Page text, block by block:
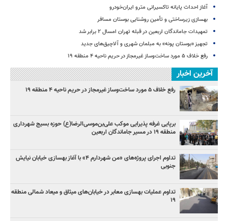
آغاز احداث پایانه تاکسیرانی مترو ایران‌خودرو
بهسازی زیرساختی و تأمین روشنایی بوستان مسافر
تمهیدات جاماندگان اربعین در قبله تهران امسال ۲ برابر شد
تجهیز «بوستان پونه» به مبلمان شهری و آلاچیق‌های جدید
رفع خلاف ۵ مورد ساخت‌وساز غیرمجاز در حریم ناحیه ۴ منطقه ۱۹
آخرین اخبار
رفع خلاف ۵ مورد ساخت‌وساز غیرمجاز در حریم ناحیه ۴ منطقه ۱۹
برپایی غرفه پذیرایی موکب علی‌بن‌موسی‌الرضا(ع) حوزه بسیج شهرداری
منطقه ۱۹ در مسیر جاماندگان اربعین
تداوم اجرای پروژه‌های «من شهردارم ۴» با آغاز بهسازی خیابان نیایش
جنوبی
تداوم عملیات بهسازی معابر در خیابان‌های میثاق و میعاد شمالی منطقه
۱۹